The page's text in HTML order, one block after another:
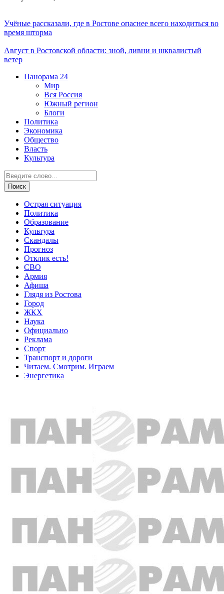
Учёные рассказали, где в Ростове опаснее всего находиться во
время шторма
Август в Ростовской области: зной, ливни и шквалистый
ветер
Панорама 24
Мир
Вся Россия
Южный регион
Блоги
Политика
Экономика
Общество
Власть
Культура
Острая ситуация
Политика
Образование
Культура
Скандалы
Прогноз
Отклик есть!
СВО
Армия
Афиша
Глядя из Ростова
Город
ЖКХ
Наука
Официально
Реклама
Спорт
Транспорт и дороги
Читаем. Смотрим. Играем
Энергетика